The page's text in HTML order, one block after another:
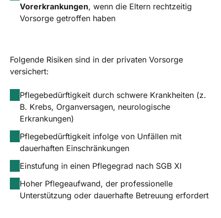
Vorerkrankungen, wenn die Eltern rechtzeitig
Vorsorge getroffen haben
Folgende Risiken sind in der privaten Vorsorge
versichert:
Pflegebedürftigkeit durch schwere Krankheiten (z.
B. Krebs, Organversagen, neurologische
Erkrankungen)
Pflegebedürftigkeit infolge von Unfällen mit
dauerhaften Einschränkungen
Einstufung in einen Pflegegrad nach SGB XI
Hoher Pflegeaufwand, der professionelle
Unterstützung oder dauerhafte Betreuung erfordert